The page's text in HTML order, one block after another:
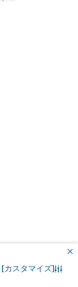
[カスタマイズ]